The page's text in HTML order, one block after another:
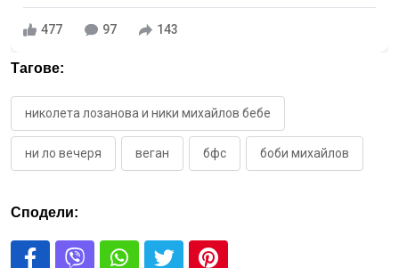
477 97 143
Тагове:
николета лозанова и ники михайлов бебе
ни ло вечеря веган бфс боби михайлов
Сподели: